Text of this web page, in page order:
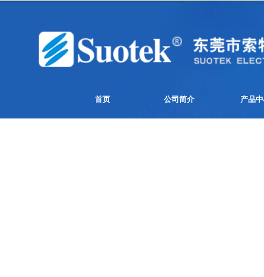
首页 公司简介 产品